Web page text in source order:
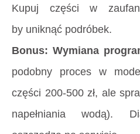
Kupuj części w
by uniknąć podróbek.
Bonus: Wymiana
podobny proces w
części 200-500 zł, ale
napełniania wodą).